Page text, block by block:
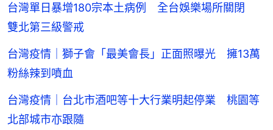
台灣單日暴增180宗本土病例 全台娛樂場所關閉
雙北第三級警戒
台灣疫情｜獅子會「最美會長」正面照曝光 擁13萬
粉絲辣到噴血
台灣疫情｜台北市酒吧等十大行業明起停業 桃園等
北部城市亦跟隨